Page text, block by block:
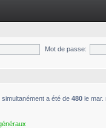
Mot de passe:
simultanément a été de 480 le mar.